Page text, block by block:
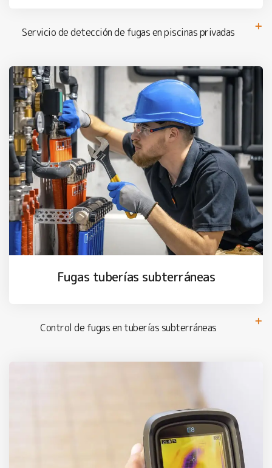
Servicio de detección de fugas en piscinas privadas
Fugas tuberías subterráneas
Control de fugas en tuberías subterráneas